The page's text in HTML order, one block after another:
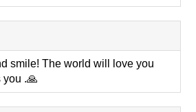
smile! The world will love you
you .🙏